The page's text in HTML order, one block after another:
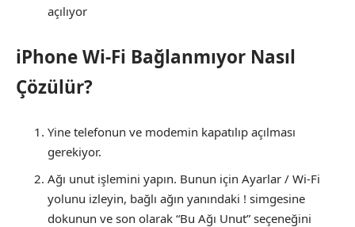
açılıyor
iPhone Wi-Fi Bağlanmıyor Nasıl
Çözülür?
Yine telefonun ve modemin kapatılıp açılması
gerekiyor.
Ağı unut işlemini yapın. Bunun için Ayarlar / Wi-Fi
yolunu izleyin, bağlı ağın yanındaki ! simgesine
dokunun ve son olarak “Bu Ağı Unut” seçeneğini